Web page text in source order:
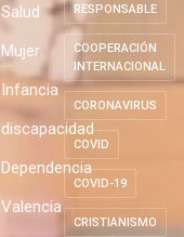
Salud
Mujer
Infancia
discapacidad
Dependencia
Valencia
RESPONSABLE
COOPERACIÓN
INTERNACIONAL
CORONAVIRUS
COVID
COVID-19
CRISTIANISMO